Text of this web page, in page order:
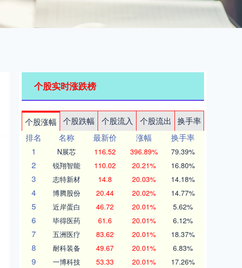
个股实时涨跌榜
个股涨幅 个股跌幅 个股流入 个股流出
换手率
排名
名称 最新价 涨幅
换手率
1
N展芯 116.52 396.89% 79.39%
2 锐翔智能 110.02 20.21% 16.80%
3 志特新材 14.8 20.03% 14.18%
4 博腾股份 20.44 20.02% 14.77%
5 近岸蛋白 46.72 20.01% 5.62%
6 毕得医药 61.6 20.01% 6.12%
7 五洲医疗 83.62 20.01% 18.37%
8 耐科装备 49.67 20.01% 6.83%
9 一博科技 53.33 20.01% 17.26%